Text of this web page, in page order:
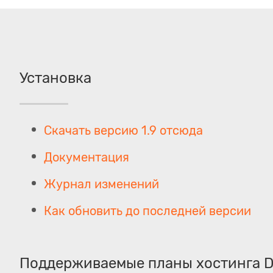
Установка
Скачать версию 1.9 отсюда
Документация
Журнал изменений
Как обновить до последней версии
Поддерживаемые планы хостинга